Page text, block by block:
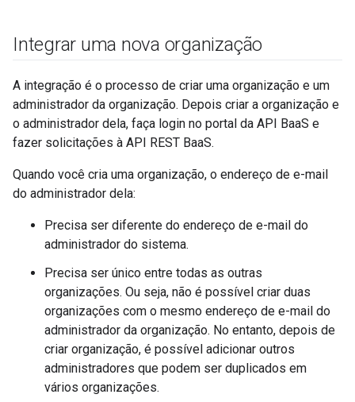
Integrar uma nova organização
A integração é o processo de criar uma organização e um
administrador da organização. Depois criar a organização e
o administrador dela, faça login no portal da API BaaS e
fazer solicitações à API REST BaaS.
Quando você cria uma organização, o endereço de e-mail
do administrador dela:
Precisa ser diferente do endereço de e-mail do
administrador do sistema.
Precisa ser único entre todas as outras
organizações. Ou seja, não é possível criar duas
organizações com o mesmo endereço de e-mail do
administrador da organização. No entanto, depois de
criar organização, é possível adicionar outros
administradores que podem ser duplicados em
vários organizações.